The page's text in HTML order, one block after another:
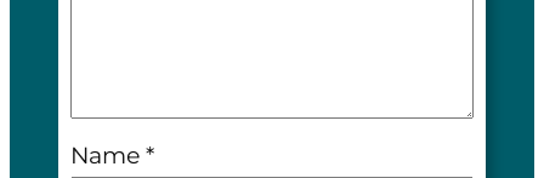
Name *